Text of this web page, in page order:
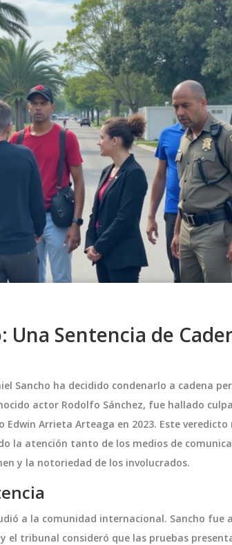
Una Sentencia de
Sancho ha decidido condenarlo a cadena
actor Rodolfo Sánchez, fue hallado
Arrieta Arteaga en 2023. Este veredicto
la atención tanto de los medios de
y la notoriedad de los involucrados.
a la comunidad internacional. Sancho fue
el tribunal consideró que las pruebas